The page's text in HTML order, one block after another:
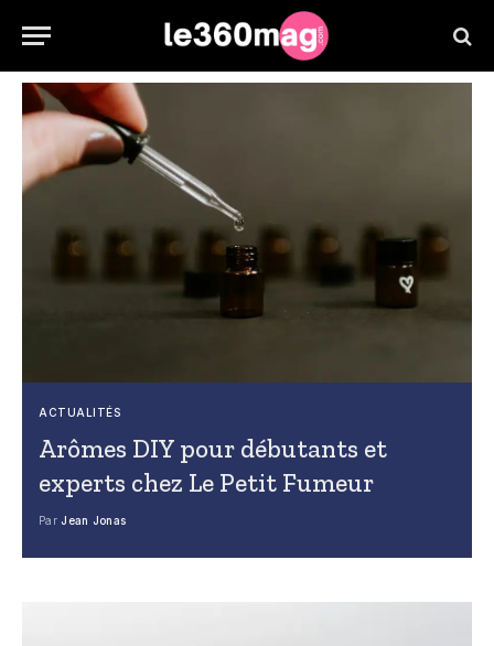
ACTUALITÉS
Arômes DIY pour débutants et
experts chez Le Petit Fumeur
Par Jean Jonas